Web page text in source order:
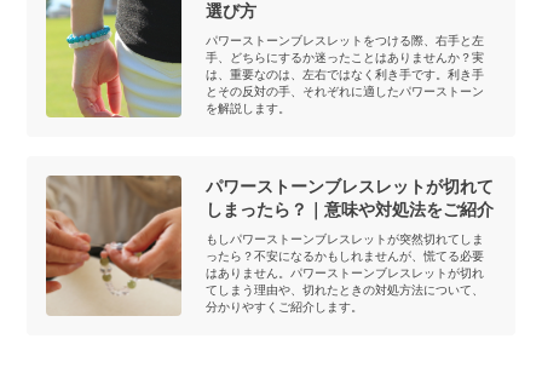
選び方
パワーストーンブレスレットをつける際、右手と左
手、どちらにするか迷ったことはありませんか？実
は、重要なのは、左右ではなく利き手です。利き手
とその反対の手、それぞれに適したパワーストーン
を解説します。
パワーストーンブレスレットが切れて
しまったら？｜意味や対処法をご紹介
もしパワーストーンブレスレットが突然切れてしま
ったら？不安になるかもしれませんが、慌てる必要
はありません。パワーストーンブレスレットが切れ
てしまう理由や、切れたときの対処方法について、
分かりやすくご紹介します。